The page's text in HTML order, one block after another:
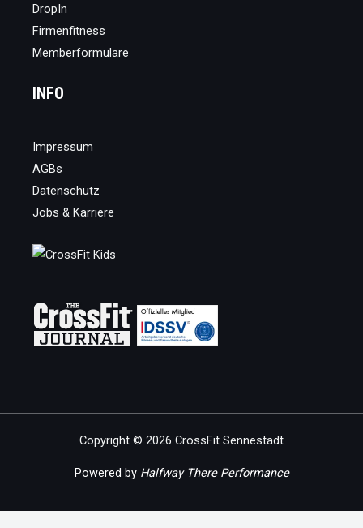
DropIn
Firmenfitness
Memberformulare
INFO
Impressum
AGBs
Datenschutz
Jobs & Karriere
Copyright © 2026 CrossFit Sennestadt
Powered by Halfway There Performance